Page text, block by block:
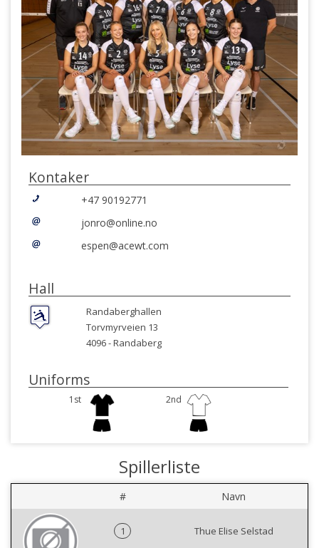
Kontaker
+47 90192771
jonro@online.no
espen@acewt.com
Hall
Randaberghallen
Torvmyrveien 13
4096 -Randaberg
Uniforms
1st 2nd
Spillerliste
# Navn
1
Thue Elise Selstad